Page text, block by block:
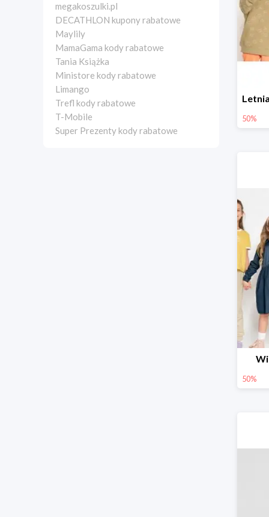
megakoszulki.pl
DECATHLON kupony rabatowe
Maylily
MamaGama kody rabatowe
Tania Książka
Ministore kody rabatowe
Limango
Trefl kody rabatowe
T-Mobile
Super Prezenty kody rabatowe
50%
50%